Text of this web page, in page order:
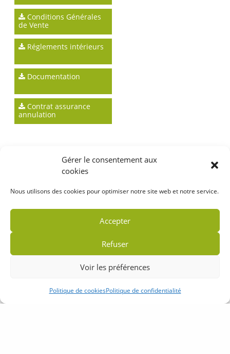
Gérer le consentement aux
cookies
Nous utilisons des cookies pour optimiser notre site web et notre service.
Accepter
Refuser
Voir les préférences
Politique de cookiesPolitique de confidentialité
Conditions Générales
de Vente
Réglements intérieurs
Documentation
Contrat assurance
annulation